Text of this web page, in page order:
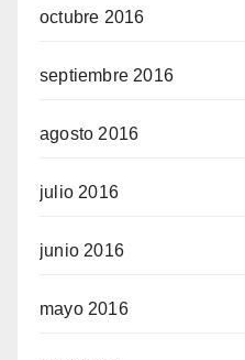
octubre 2016
septiembre 2016
agosto 2016
julio 2016
junio 2016
mayo 2016